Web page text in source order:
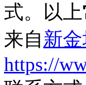
式。以上
来自新
https://